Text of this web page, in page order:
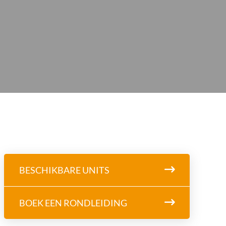
BESCHIKBARE UNITS
BOEK EEN RONDLEIDING